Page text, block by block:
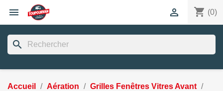
 shopping_cart (0)

search
Accueil Aération
Grilles Fenêtres Vitres Avant